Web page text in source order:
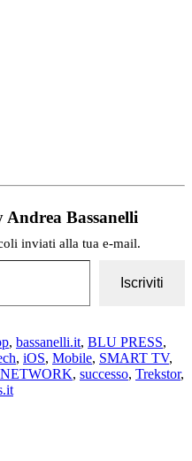
Bassanelli
inviati alla tua e-mail.
Iscriviti
, bassanelli.it, BLU PRESS,
, iOS, Mobile, SMART TV,
, successo, Trekstor,